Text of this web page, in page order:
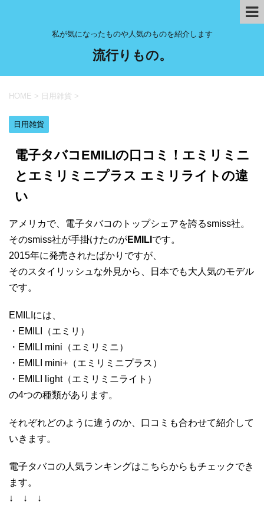
私が気になったものや人気のものを紹介します
流行りもの。
HOME > 日用雑貨 >
日用雑貨
電子タバコEMILIの口コミ！エミリミニ
とエミリミニプラス エミリライトの違
い
アメリカで、電子タバコのトップシェアを誇るsmiss社。
そのsmiss社が手掛けたのがEMILI です。
2015年に発売されたばかりですが、
そのスタイリッシュな外見から、日本でも大人気のモデル
です。
EMILIには、
・EMILI（エミリ）
・EMILI mini（エミリミニ）
・EMILI mini+（エミリミニプラス）
・EMILI light（エミリミニライト）
の4つの種類があります。
それぞれどのように違うのか、口コミも合わせて紹介して
いきます。
電子タバコの人気ランキングはこちらからもチェックでき
ます。
↓ ↓ ↓